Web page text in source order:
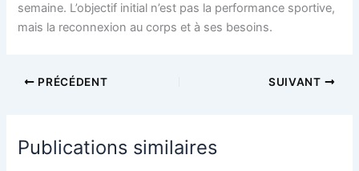
semaine. L’objectif initial n’est pas la performance sportive,
mais la reconnexion au corps et à ses besoins.
PRÉCÉDENT SUIVANT
Publications similaires